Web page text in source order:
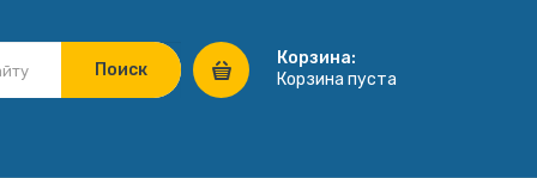
Корзина:
Корзина пуста